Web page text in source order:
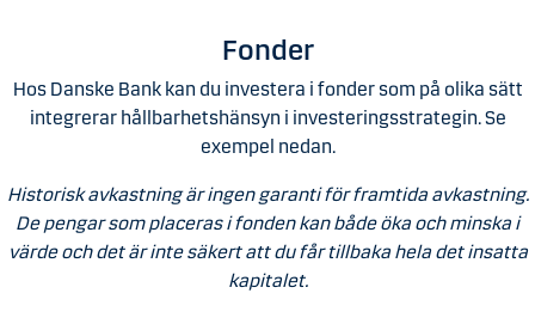
Fonder
Hos Danske Bank kan du investera i fonder som på olika sätt
integrerar hållbarhetshänsyn i investeringsstrategin. Se
exempel nedan.
Historisk avkastning är ingen garanti för framtida avkastning.
De pengar som placeras i fonden kan både öka och minska i
värde och det är inte säkert att du får tillbaka hela det insatta
kapitalet.